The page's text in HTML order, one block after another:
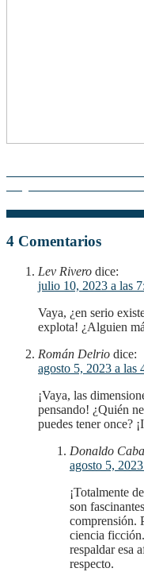
4 Comentarios
Lev Rivero dice:
julio 10, 2023 a las
Vaya, ¿en serio existen tantas dimensiones? ¡Mi mente
explota! ¿Alguien
Román Delrio dice:
agosto 5, 2023 a las
¡Vaya, las dimensiones del universo siempre me han dejado
pensando! ¿Quién
puedes tener once?
Donaldo
agosto 5,
¡Totalmente de acuerdo! Las dimensiones del universo
son
comprensión.
ciencia
respaldar esa
respecto.